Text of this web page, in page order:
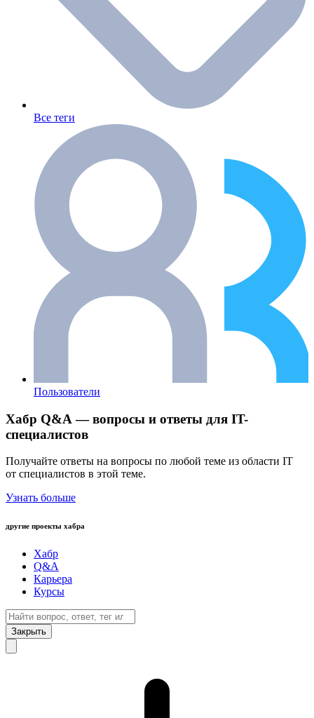
Все теги
Пользователи
Хабр Q&A — вопросы и ответы для IT-
специалистов
Получайте ответы на вопросы по любой теме из области IT
от специалистов в этой теме.
Узнать больше
другие проекты хабра
Хабр
Q&A
Карьера
Курсы
Закрыть